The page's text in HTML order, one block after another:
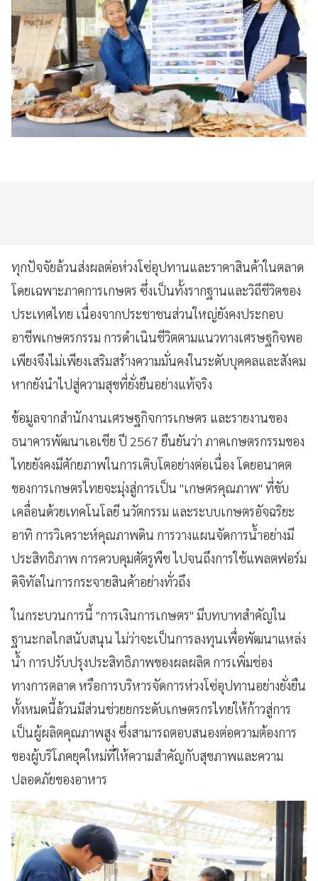
ทุกปัจจัยล้วนส่งผลต่อห่วงโซ่อุปทานและราคาสินค้าในตลาด
โดยเฉพาะภาคการเกษตร ซึ่งเป็นทั้งรากฐานและวิถีชีวิตของ
ประเทศไทย เนื่องจากประชาชนส่วนใหญ่ยังคงประกอบ
อาชีพเกษตรกรรม การดำเนินชีวิตตามแนวทางเศรษฐกิจพอ
เพียงจึงไม่เพียงเสริมสร้างความมั่นคงในระดับบุคคลและสังคม
หากยังนำไปสู่ความสุขที่ยั่งยืนอย่างแท้จริง
ข้อมูลจากสำนักงานเศรษฐกิจการเกษตร และรายงานของ
ธนาคารพัฒนาเอเชีย ปี 2567 ยืนยันว่า ภาคเกษตรกรรมของ
ไทยยังคงมีศักยภาพในการเติบโตอย่างต่อเนื่อง โดยอนาคต
ของการเกษตรไทยจะมุ่งสู่การเป็น "เกษตรคุณภาพ" ที่ขับ
เคลื่อนด้วยเทคโนโลยี นวัตกรรม และระบบเกษตรอัจฉริยะ
อาทิ การวิเคราะห์คุณภาพดิน การวางแผนจัดการน้ำอย่างมี
ประสิทธิภาพ การควบคุมศัตรูพืช ไปจนถึงการใช้แพลตฟอร์ม
ดิจิทัลในการกระจายสินค้าอย่างทั่วถึง
ในกระบวนการนี้ "การเงินการเกษตร" มีบทบาทสำคัญใน
ฐานะกลไกสนับสนุน ไม่ว่าจะเป็นการลงทุนเพื่อพัฒนาแหล่ง
น้ำ การปรับปรุงประสิทธิภาพของผลผลิต การเพิ่มช่อง
ทางการตลาด หรือการบริหารจัดการห่วงโซ่อุปทานอย่างยั่งยืน
ทั้งหมดนี้ล้วนมีส่วนช่วยยกระดับเกษตรกรไทยให้ก้าวสู่การ
เป็นผู้ผลิตคุณภาพสูง ซึ่งสามารถตอบสนองต่อความต้องการ
ของผู้บริโภคยุคใหม่ที่ให้ความสำคัญกับสุขภาพและความ
ปลอดภัยของอาหาร